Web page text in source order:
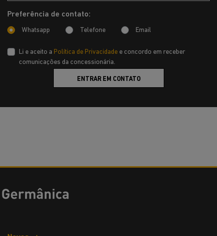
Preferência de contato:
Whatsapp Telefone Email
Li e aceito a Política de Privacidade e concordo em receber
comunicações da concessionária.
ENTRAR EM CONTATO